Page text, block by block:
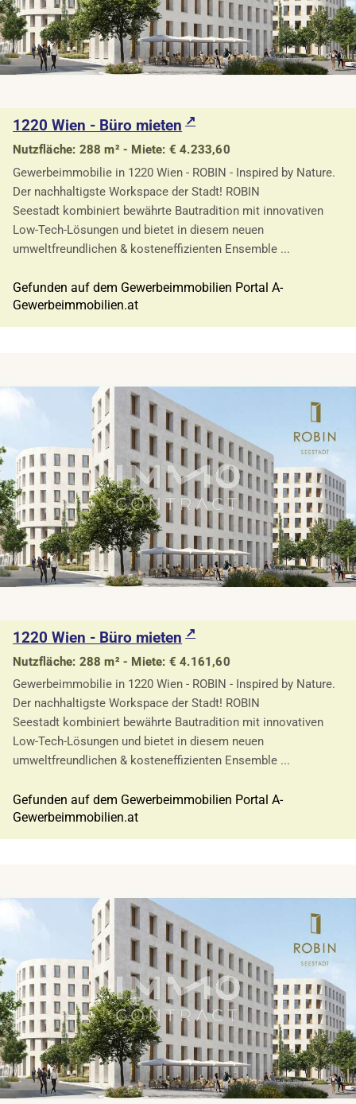
1220 Wien - Büro mieten
Nutzfläche: 288 m² - Miete: € 4.233,60
Gewerbeimmobilie in 1220 Wien - ROBIN - Inspired by Nature.
Der nachhaltigste Workspace der Stadt! ROBIN
Seestadt kombiniert bewährte Bautradition mit innovativen
Low-Tech-Lösungen und bietet in diesem neuen
umweltfreundlichen & kosteneffizienten Ensemble ...
Gefunden auf dem Gewerbeimmobilien Portal A-
Gewerbeimmobilien.at
1220 Wien - Büro mieten
Nutzfläche: 288 m² - Miete: € 4.161,60
Gewerbeimmobilie in 1220 Wien - ROBIN - Inspired by Nature.
Der nachhaltigste Workspace der Stadt! ROBIN
Seestadt kombiniert bewährte Bautradition mit innovativen
Low-Tech-Lösungen und bietet in diesem neuen
umweltfreundlichen & kosteneffizienten Ensemble ...
Gefunden auf dem Gewerbeimmobilien Portal A-
Gewerbeimmobilien.at